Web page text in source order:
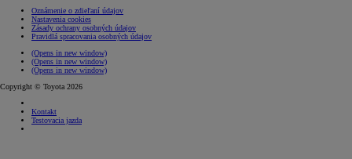
Oznámenie o zdieľaní údajov
Nastavenia cookies
Zásady ochrany osobných údajov
Pravidlá spracovania osobných údajov
(Opens in new window)
(Opens in new window)
(Opens in new window)
Copyright © Toyota 2026
Kontakt
Testovacia jazda